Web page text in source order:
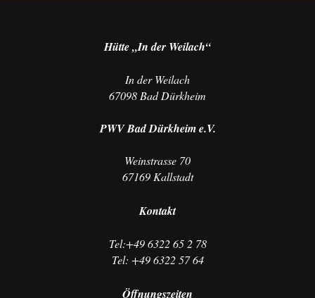
Hütte „In der Weilach“
In der Weilach
67098 Bad Dürkheim
PWV Bad Dürkheim e.V.
Weinstrasse 70
67169 Kallstadt
Kontakt
Tel:+49 6322 65 2 78
Tel: +49 6322 57 64
Öffnungszeiten